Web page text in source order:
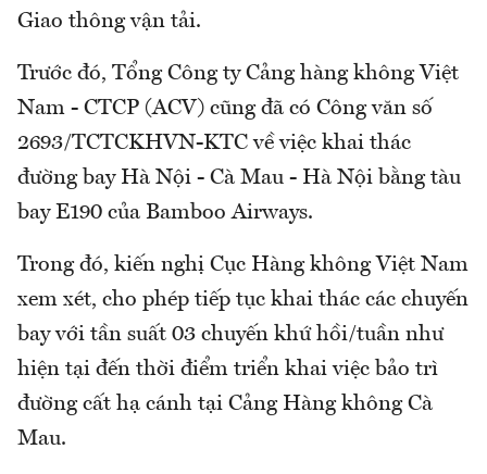
Giao thông vận tải.
Trước đó, Tổng Công ty Cảng hàng không Việt
Nam - CTCP (ACV) cũng đã có Công văn số
2693/TCTCKHVN-KTC về việc khai thác
đường bay Hà Nội - Cà Mau - Hà Nội bằng tàu
bay E190 của Bamboo Airways.
Trong đó, kiến nghị Cục Hàng không Việt Nam
xem xét, cho phép tiếp tục khai thác các chuyến
bay với tần suất 03 chuyến khứ hồi/tuần như
hiện tại đến thời điểm triển khai việc bảo trì
đường cất hạ cánh tại Cảng Hàng không Cà
Mau.